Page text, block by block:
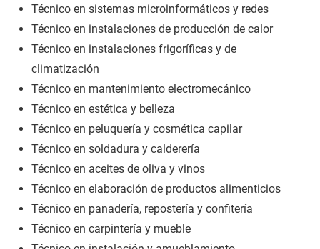
Técnico en sistemas microinformáticos y redes
Técnico en instalaciones de producción de calor
Técnico en instalaciones frigoríficas y de
climatización
Técnico en mantenimiento electromecánico
Técnico en estética y belleza
Técnico en peluquería y cosmética capilar
Técnico en soldadura y calderería
Técnico en aceites de oliva y vinos
Técnico en elaboración de productos alimenticios
Técnico en panadería, repostería y confitería
Técnico en carpintería y mueble